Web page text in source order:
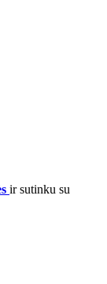
ir sutinku su